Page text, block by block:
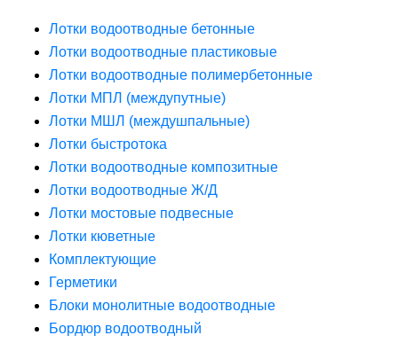
Лотки водоотводные бетонные
Лотки водоотводные пластиковые
Лотки водоотводные полимербетонные
Лотки МПЛ (междупутные)
Лотки МШЛ (междушпальные)
Лотки быстротока
Лотки водоотводные композитные
Лотки водоотводные Ж/Д
Лотки мостовые подвесные
Лотки кюветные
Комплектующие
Герметики
Блоки монолитные водоотводные
Бордюр водоотводный